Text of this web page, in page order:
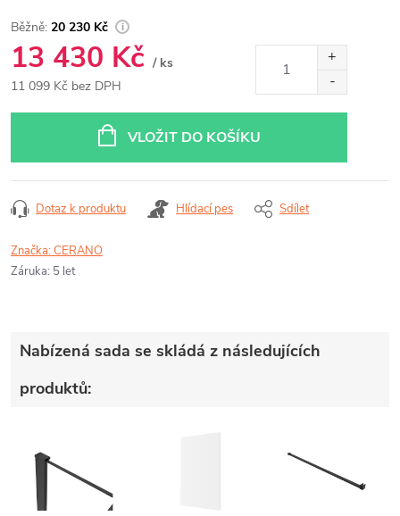
20 230 Kč
13 430 Kč / ks
11 099 Kč bez DPH
VLOŽIT DO KOŠÍKU
Dotaz k produktu Hlídací pes Sdílet
Značka:CERANO
Záruka: 5 let
Nabízená sada se skládá z následujících
produktů: